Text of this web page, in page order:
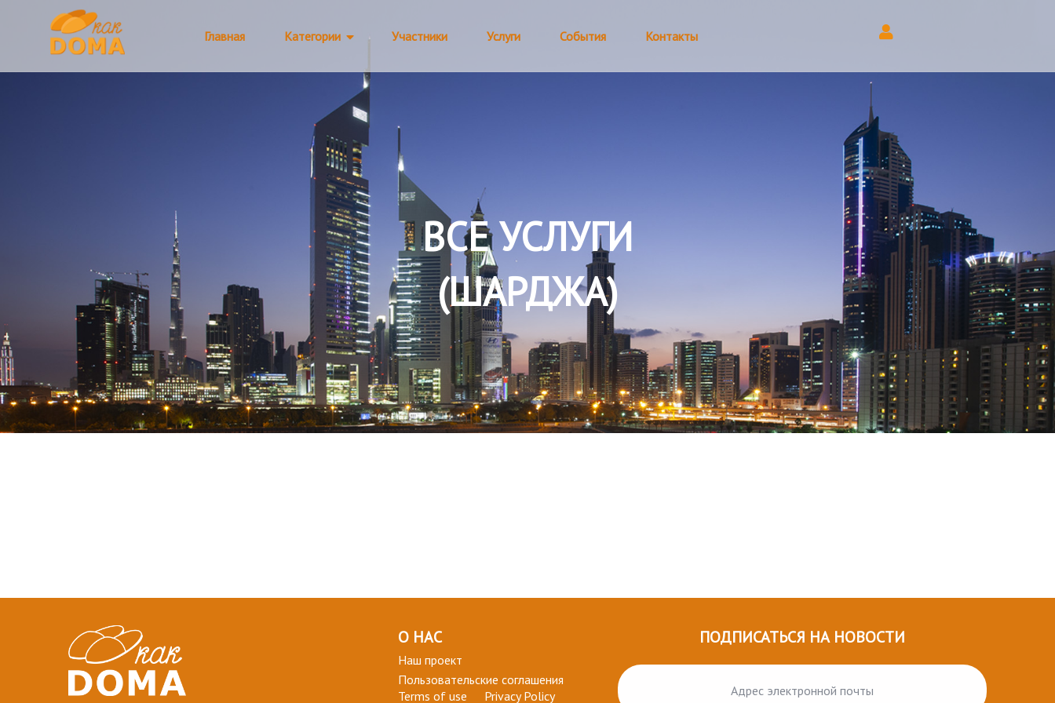
Главная Категории Участники Услуги События Контакты
ВСЕ УСЛУГИ
(ШАРДЖА)
О НАС
Наш проект
Пользовательские соглашения
Terms of use
Privacy Policy
ПОДПИСАТЬСЯ НА НОВОСТИ